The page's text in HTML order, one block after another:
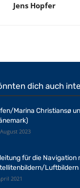
Jens Hopfer
dich auch
Marina Christiansø
2023
für die Navigation
Luftbildern
2021